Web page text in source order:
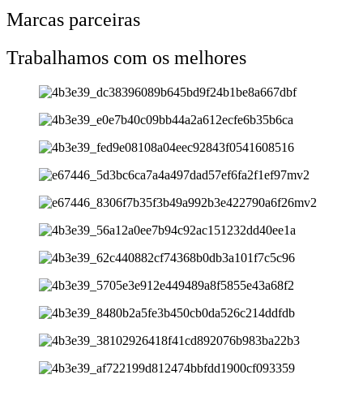
Marcas parceiras
Trabalhamos com os melhores